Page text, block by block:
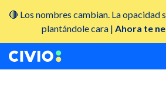
🔴 Los nombres cambian. La opacidad
plantándole cara | Ahora te